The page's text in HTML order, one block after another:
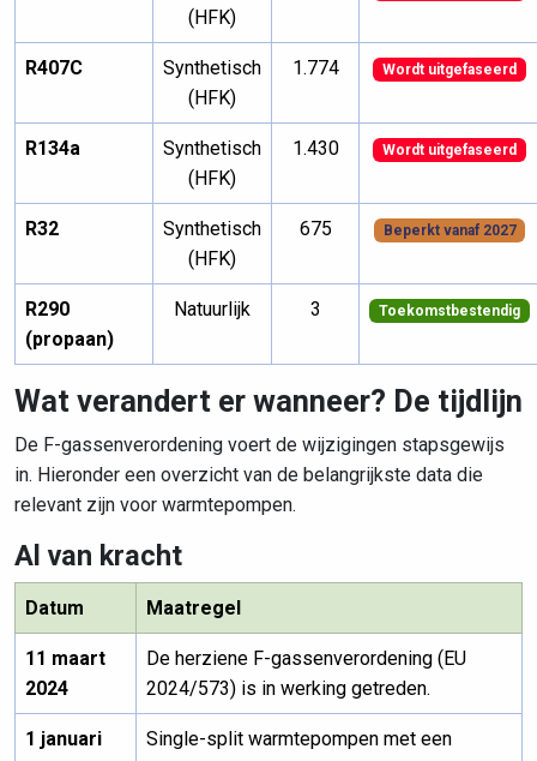
(HFK)
R407C
Synthetisch
(HFK)
1.774 Wordt uitgefaseerd
R134a
Synthetisch
(HFK)
1.430 Wordt uitgefaseerd
R32
Synthetisch
(HFK)
675 Beperkt vanaf 2027
R290
(propaan)
Natuurlijk 3 Toekomstbestendig
Wat verandert er wanneer? De tijdlijn
De F-gassenverordening voert de wijzigingen stapsgewijs
in. Hieronder een overzicht van de belangrijkste data die
relevant zijn voor warmtepompen.
Al van kracht
Datum Maatregel
11 maart
2024
De herziene F-gassenverordening (EU
2024/573) is in werking getreden.
1 januari
Single-split warmtepompen met een